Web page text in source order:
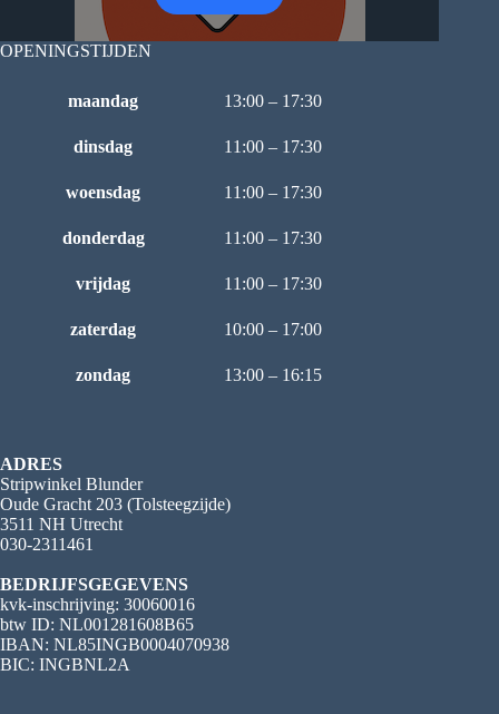
OPENINGSTIJDEN
maandag 13:00 – 17:30
dinsdag 11:00 – 17:30
woensdag 11:00 – 17:30
donderdag 11:00 – 17:30
vrijdag 11:00 – 17:30
zaterdag 10:00 – 17:00
zondag 13:00 – 16:15
ADRES
Stripwinkel Blunder
Oude Gracht 203 (Tolsteegzijde)
3511 NH Utrecht
030-2311461
BEDRIJFSGEGEVENS
kvk-inschrijving: 30060016
btw ID: NL001281608B65
IBAN: NL85INGB0004070938
BIC: INGBNL2A